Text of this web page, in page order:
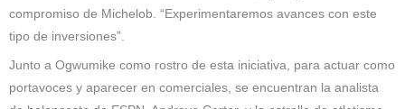
compromiso de Michelob. “Experimentaremos avances con este
tipo de inversiones”.
Junto a Ogwumike como rostro de esta iniciativa, para actuar como
portavoces y aparecer en comerciales, se encuentran la analista